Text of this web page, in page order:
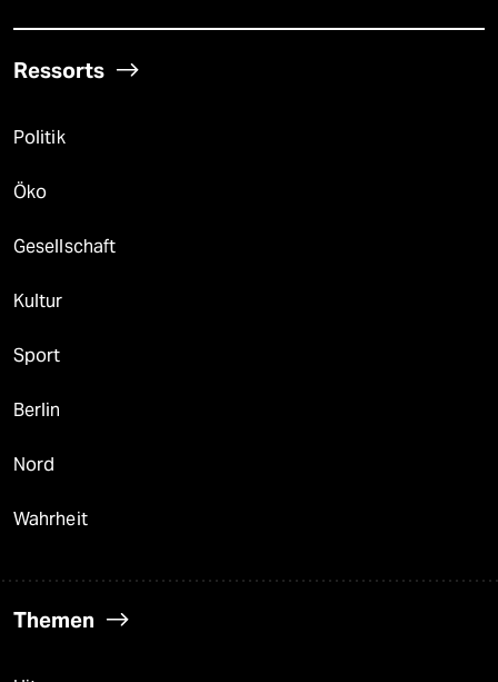
Ressorts
Politik
Öko
Gesellschaft
Kultur
Sport
Berlin
Nord
Wahrheit
Themen